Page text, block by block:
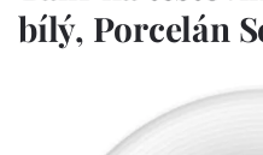
bílý, Porcelán